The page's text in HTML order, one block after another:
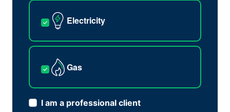
Electricity
Gas
I am a professional client